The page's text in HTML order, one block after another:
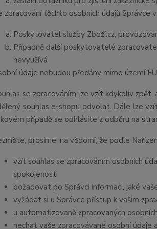
zpracování těchto osobních údajů Správce
Poskytovatel služby Zboží.cz,
Případně další poskytovatelé
nevyužívá
údaje nebudou předány mimo území
se zpracováním lze vzít kdykoliv
souhlas e-shopu odvolat. Dále lze
případě se odhlásíte z odběru na
prosíme, na vědomí, že podle
vzít souhlas se zpracováním osobních
spokojenosti
požadovat po Správci informaci, jaké
vyžádat si u Správce přístup k vašim
u automatizovaně zpracovaných
nechat vaše zpracovávané osobní